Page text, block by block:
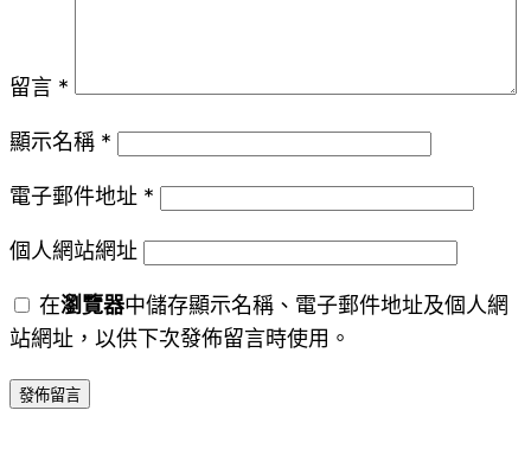
留言 *
顯示名稱 *
電子郵件地址 *
個人網站網址
在瀏覽器中儲存顯示名稱、電子郵件地址及個人網
站網址，以供下次發佈留言時使用。